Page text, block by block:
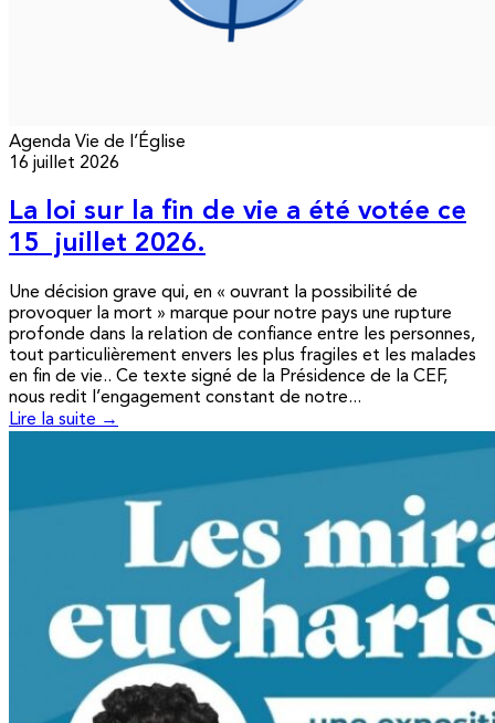
Agenda Vie de l’Église
16 juillet 2026
La loi sur la fin de vie a été votée ce
15 juillet 2026.
Une décision grave qui, en « ouvrant la possibilité de
provoquer la mort » marque pour notre pays une rupture
profonde dans la relation de confiance entre les personnes,
tout particulièrement envers les plus fragiles et les malades
en fin de vie.. Ce texte signé de la Présidence de la CEF,
nous redit l’engagement constant de notre...
Lire la suite →